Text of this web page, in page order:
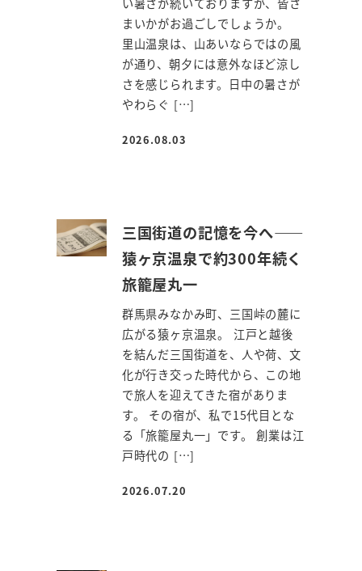
まいかがお過ごしでしょうか。
里山温泉は、山あいならではの風
が通り、朝夕には意外なほど涼し
さを感じられます。日中の暑さが
やわらぐ […]
投稿日
2026.08.03
三国街道の記憶を今へ――
猿ヶ京温泉で約300年続く
旅籠屋丸一
群馬県みなかみ町、三国峠の麓に
広がる猿ヶ京温泉。 江戸と越後
を結んだ三国街道を、人や荷、文
化が行き交った時代から、この地
で旅人を迎えてきた宿がありま
す。 その宿が、私で15代目とな
る「旅籠屋丸一」です。 創業は江
戸時代の […]
投稿日
2026.07.20